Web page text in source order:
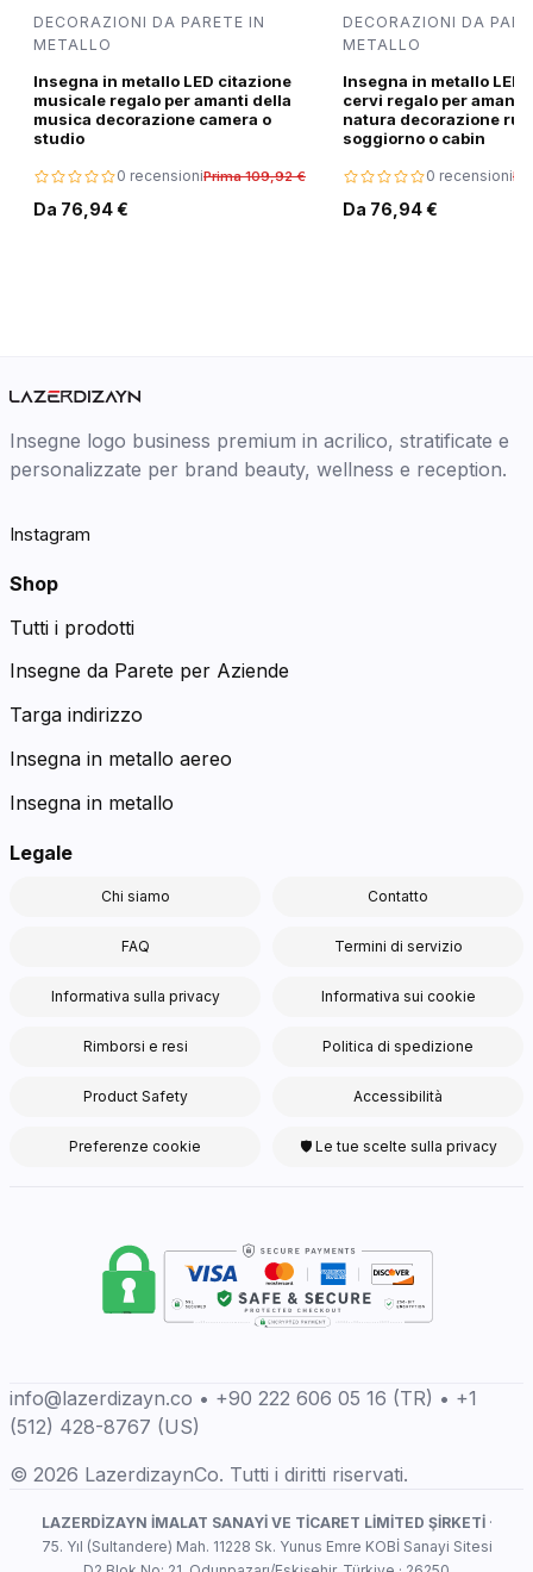
DECORAZIONI DA PARETE IN
METALLO
Insegna in metallo LED citazione
musicale regalo per amanti della
musica decorazione camera o
studio
0 recensioniPrima 109,92 €
Da 76,94 €
DECORAZIONI DA
METALLO
Insegna in metallo LED
cervi regalo per amanti
natura decorazione
soggiorno o cabin
0 recensioni
Da 76,94 €
Insegne logo business premium in acrilico, stratificate e
personalizzate per brand beauty, wellness e reception.
Instagram
Shop
Tutti i prodotti
Insegne da Parete per Aziende
Targa indirizzo
Insegna in metallo aereo
Insegna in metallo
Legale
Chi siamo Contatto
FAQ Termini di servizio
Informativa sulla privacy Informativa sui cookie
Rimborsi e resi Politica di spedizione
Product Safety Accessibilità
Preferenze cookie 🛡 Le tue scelte sulla privacy
info@lazerdizayn.co • +90 222 606 05 16 (TR) • +1
(512) 428-8767 (US)
© 2026 LazerdizaynCo. Tutti i diritti riservati.
LAZERDİZAYN İMALAT SANAYİ VE TİCARET LİMİTED ŞİRKETİ·
75. Yıl (Sultandere) Mah. 11228 Sk. Yunus Emre KOBİ Sanayi Sitesi